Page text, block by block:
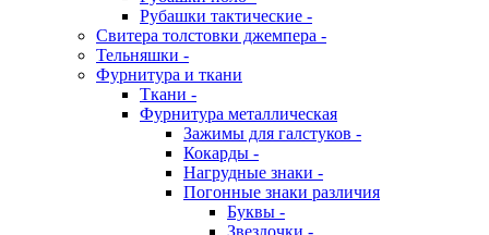
Рубашки тактические -
Свитера толстовки джемпера -
Тельняшки -
Фурнитура и ткани
Ткани -
Фурнитура металлическая
Зажимы для галстуков -
Кокарды -
Нагрудные знаки -
Погонные знаки различия
Буквы -
Звездочки -